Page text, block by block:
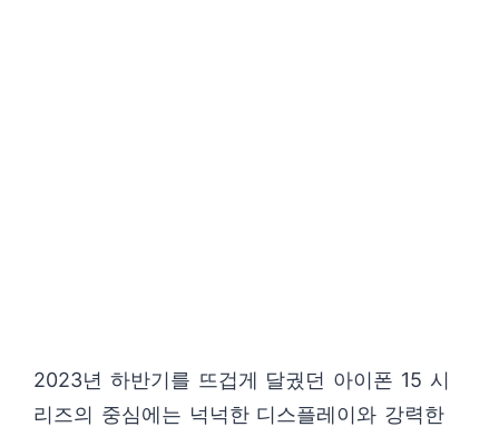
2023년 하반기를 뜨겁게 달궜던 아이폰 15 시
리즈의 중심에는 넉넉한 디스플레이와 강력한